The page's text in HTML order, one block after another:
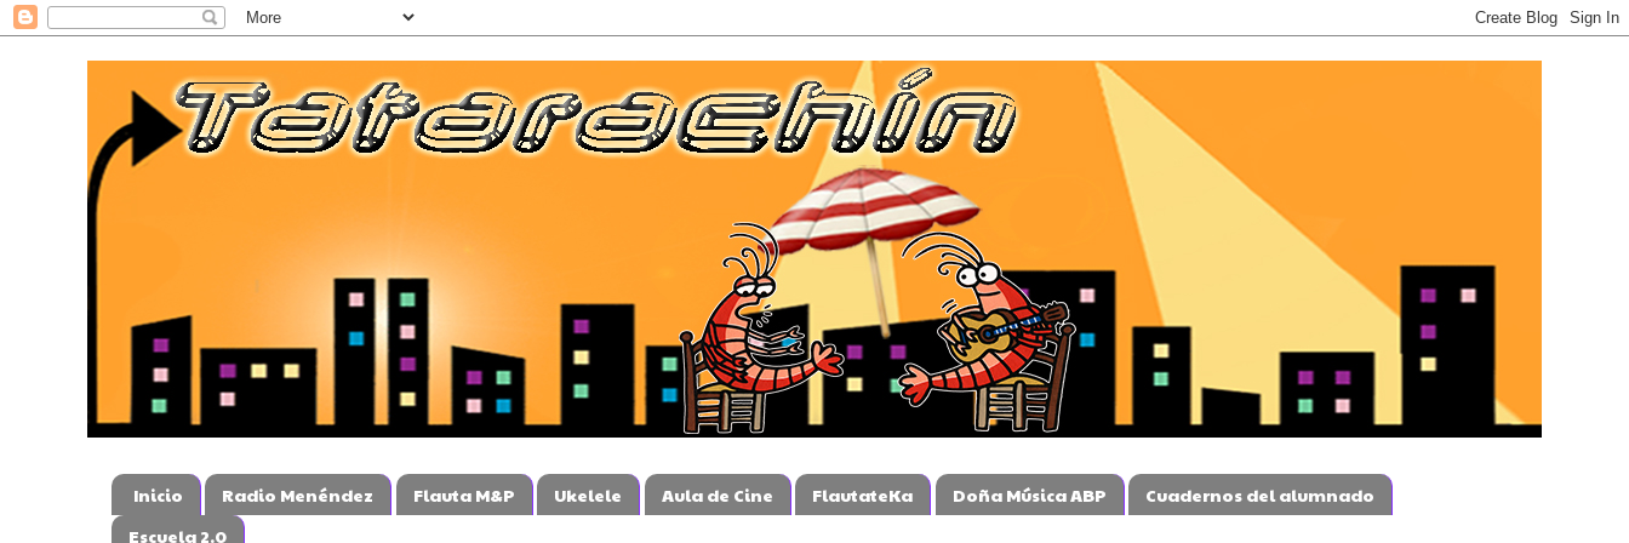
Inicio Radio Menéndez Flauta M&P Ukelele Aula de Cine FlautateKa Doña Música ABP
Cuadernos del alumnado
Escuela 2.0